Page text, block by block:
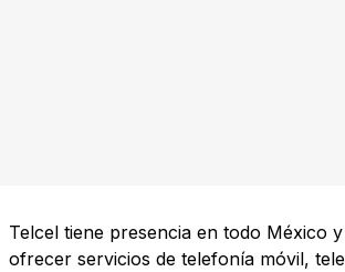
Telcel tiene presencia en todo México
ofrecer servicios de telefonía móvil,